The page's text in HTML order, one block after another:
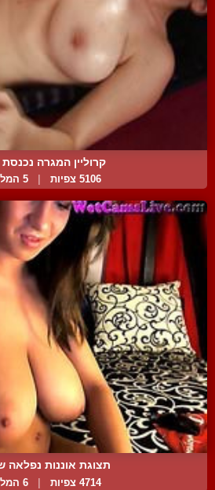
קרוליין המגרה נכנסת
5106 צפיות 5 המלצות
תצוגת אוננות נפלאה
4714 צפיות 6 המלצות